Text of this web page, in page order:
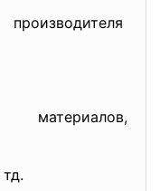
производителя
материалов,